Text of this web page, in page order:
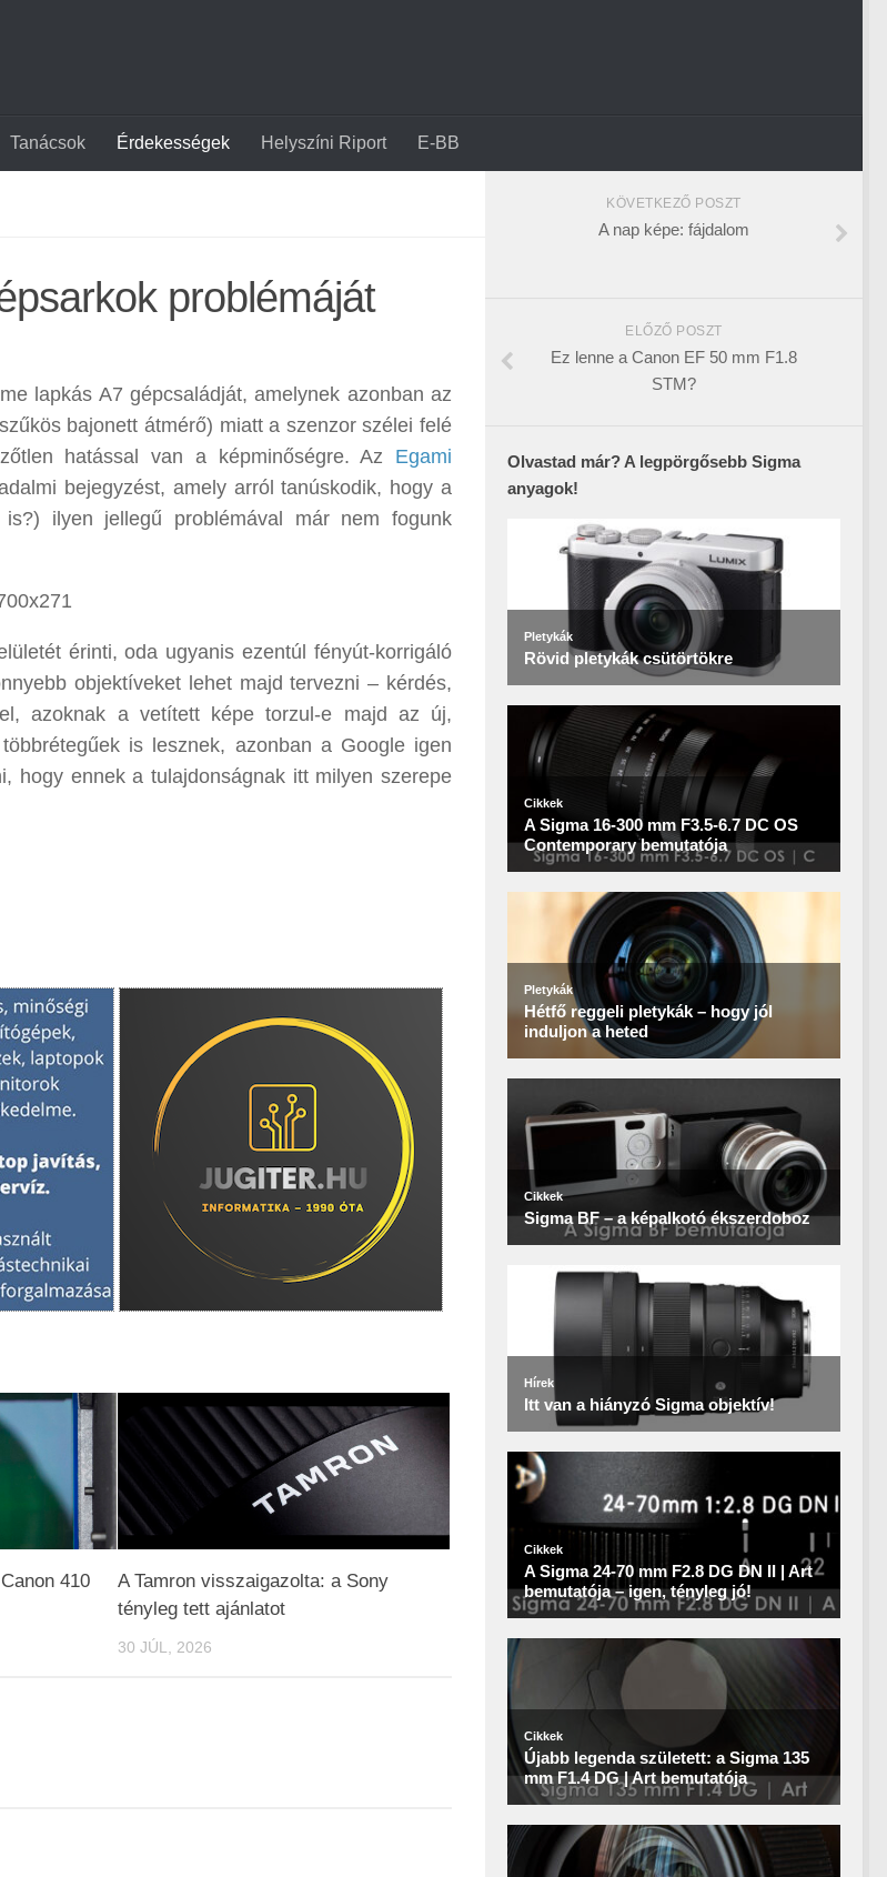
Tanácsok Érdekességek Helyszíni Riport E-BB
problémáját
lapkás A7 gépcsaládját, amelynek azonban az
bajonett átmérő) miatt a szenzor szélei felé
hatással van a képminőségre. Az Egami
bejegyzést, amely arról tanúskodik, hogy a
ilyen jellegű problémával már nem fogunk
érinti, oda ugyanis ezentúl fényút-korrigáló
objektíveket lehet majd tervezni – kérdés,
azoknak a vetített képe torzul-e majd az új,
is lesznek, azonban a Google igen
hogy ennek a tulajdonságnak itt milyen szerepe
410
A Tamron visszaigazolta: a Sony
tényleg tett ajánlatot
30 JÚL, 2026
KÖVETKEZŐ POSZT
A nap képe: fájdalom
ELŐZŐ POSZT
Ez lenne a Canon EF 50 mm F1.8
STM?
Olvastad már? A legpörgősebb Sigma
anyagok!